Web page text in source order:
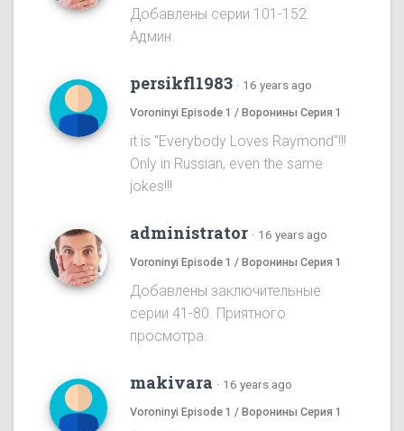
Добавлены серии 101-152.
Админ.
persikfl1983 · 16 years ago
Voroninyi Episode 1 / Воронины Серия 1
it is "Everybody Loves Raymond"!!!
Only in Russian, even the same
jokes!!!
administrator · 16 years ago
Voroninyi Episode 1 / Воронины Серия 1
Добавлены заключительные
серии 41-80. Приятного
просмотра.
makivara · 16 years ago
Voroninyi Episode 1 / Воронины Серия 1